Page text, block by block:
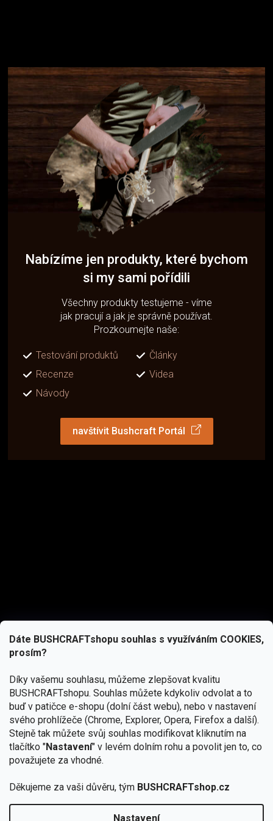
Dáte BUSHCRAFTshopu souhlas s využíváním COOKIES,
prosím?
Díky vašemu souhlasu, můžeme zlepšovat kvalitu
BUSHCRAFTshopu. Souhlas můžete kdykoliv odvolat a to
buď v patičce e-shopu (dolní část webu), nebo v nastavení
svého prohlížeče (Chrome, Explorer, Opera, Firefox a další).
Stejně tak můžete svůj souhlas modifikovat kliknutím na
tlačítko "Nastavení" v levém dolním rohu a povolit jen to, co
považujete za vhodné.
Děkujeme za vaši důvěru, tým BUSHCRAFTshop.cz
Nastavení
Nabízíme jen produkty, které bychom
si my sami pořídili
Všechny produkty testujeme - víme
jak pracují a jak je správně používat.
Prozkoumejte naše:
Testování produktů
Články
Recenze
Videa
Návody
navštívit Bushcraft Portál
podmínkami ochrany osobních údajů